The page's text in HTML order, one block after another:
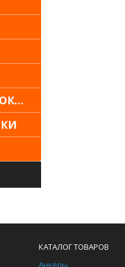
ШПОНОЧНЫЙ ПРОКАТ
КАТАЛОГ ТОВАРОВ
Анкеры